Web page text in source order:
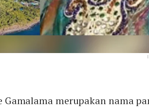
Gamalama merupakan nama